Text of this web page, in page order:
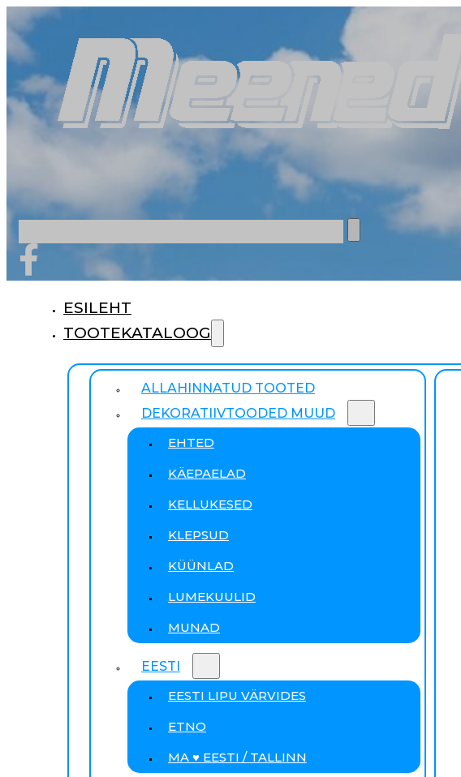
Otsi
ESILEHT
TOOTEKATALOOG
ALLAHINNATUD TOOTED
DEKORATIIVTOODED MUUD
EHTED
KÄEPAELAD
KELLUKESED
KLEPSUD
KÜÜNLAD
LUMEKUULID
MUNAD
EESTI
EESTI LIPU VÄRVIDES
ETNO
MA ♥ EESTI / TALLINN